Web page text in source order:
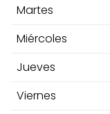
Martes
Miércoles
Jueves
Viernes